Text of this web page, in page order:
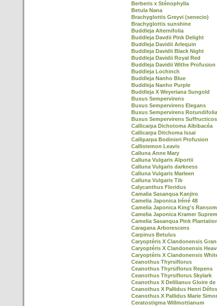
Berberis x Sténophylla
Betula Nana
Brachyglottis Greyvi (senecio)
Brachyglottis sunshine
Buddleja Alternifolia
Buddleja Davdii Pink Delight
Buddleja Davidii Arlequin
Buddleja Davidii Black Night
Buddleja Davidii Royal Red
Buddleja Davidii Withe Profusion
Buddleja Lochinch
Buddleja Nanho Blue
Buddleja Nanho Purple
Buddleja X Weyeriana Sungold
Buxus Sempervirens
Buxus Sempervirens Elegans
Buxus Sempervirens Rotundifolia
Buxus Sempervirens
Callicarpa Dichotoma Albibacéa
Callicarpa Ditchoma Issai
Calliparpa Bodinieri Profusion
Callistemon Leavis
Calluna Anne Mary
Calluna Vulgaris Alportii
Calluna Vulgaris darkness
Calluna Vulgaris Marleen
Calluna Vulgaris Tib
Calycanthus Floridus
Camalia Sasanqua Kanjiro
Camelia Japonica Iréné 48
Camelia Japonica King's Ransom
Camelia Japonica Kramer
Camelia Sasanqua Pink
Caragana Arborescens
Carpinus Betulus
Caryoptéris X Clandonensis
Caryoptéris X Clandonensis
Caryoptéris X Clandonensis
Ceanothus Thyrsiflorus
Ceanothus Thyrsiflorus Repens
Ceanothus Thyrsiflorus Skylark
Ceanothus X Delilianus Gloire de
Ceanothus X Pallidus Henri
Ceanothus X Pallidus Marie
Ceratostigma Willmottianum